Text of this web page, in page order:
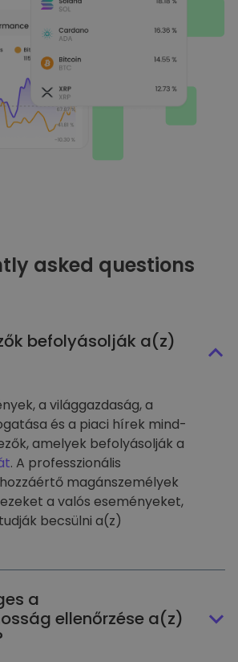
asked questions
befolyásolják a(z)
a világgazdaság, a
és a piaci hírek mind-
amelyek befolyásolják a
. A professzionális
magánszemélyek
a valós eseményeket,
becsülni a(z)
a
ellenőrzése a(z)